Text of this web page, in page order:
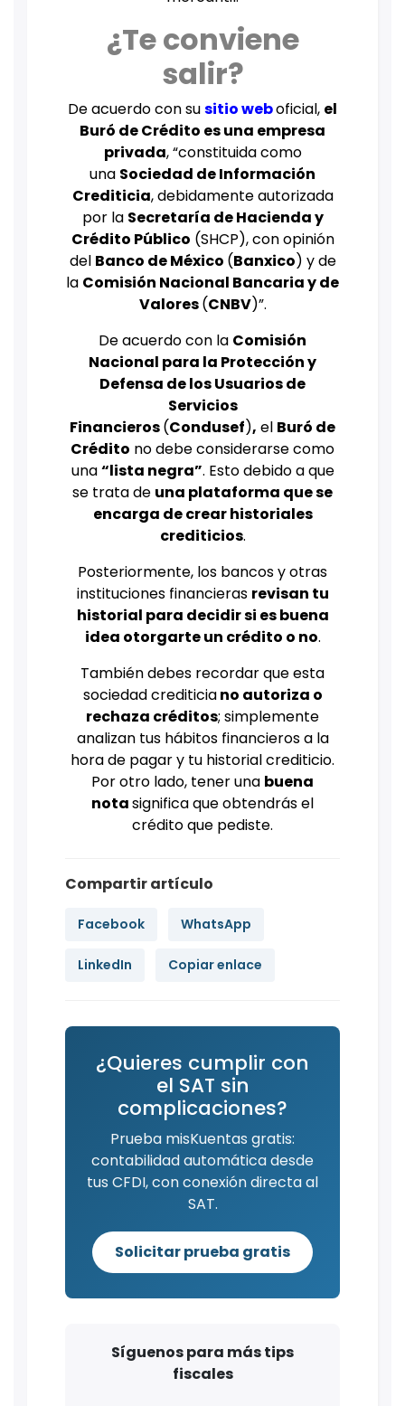
¿Te conviene
salir?
De acuerdo con susitio weboficial, el
Buró de Crédito es una empresa
privada, “constituida como
una Sociedad de Información
Crediticia, debidamente autorizada
por la Secretaría de Hacienda y
Crédito Público (SHCP), con opinión
del Banco de México (Banxico) y de
la Comisión Nacional Bancaria y de
Valores(CNBV)”.
De acuerdo con la Comisión
Nacional para la Protección y
Defensa de los Usuarios de
Servicios
Financieros(Condusef), el Buró de
Crédito no debe considerarse como
una“lista negra”. Esto debido a que
se trata de una plataforma que se
encarga de crear historiales
crediticios.
Posteriormente, los bancos y otras
instituciones financieras revisan tu
historial para decidir si es buena
idea otorgarte un crédito o no.
También debes recordar que esta
sociedad crediticiano autoriza o
rechaza créditos; simplemente
analizan tus hábitos financieros a la
hora de pagar y tu historial crediticio.
Por otro lado, tener una buena
notasignifica que obtendrás el
crédito que pediste.
Compartir artículo
Facebook WhatsApp
LinkedIn Copiar enlace
¿Quieres cumplir con
el SAT sin
complicaciones?
Prueba misKuentas gratis:
contabilidad automática desde
tus CFDI, con conexión directa al
SAT.
Solicitar prueba gratis
Síguenos para más tips
fiscales